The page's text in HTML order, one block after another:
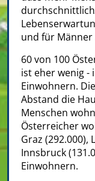
und für Männer
60 von 100
ist eher wenig -
Einwohnern.
Abstand die
Menschen
Österreicher
Graz (292.000),
Innsbruck
Einwohnern.